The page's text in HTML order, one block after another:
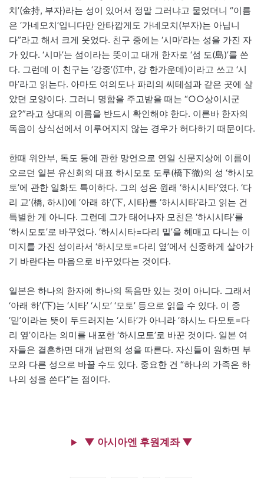
치’(金持, 부자)라는 성이 있어서 정말 그러냐고 물었더니 “이름
은 ‘가네모치’입니다만 안타깝게도 가네모치(부자)는 아닙니
다”라고 해서 크게 웃었다. 친구 중에는 ‘시마’라는 성을 가진 자
가 있다. ‘시마’는 섬이라는 뜻이고 대개 한자로 ‘섬 도(島)’를 쓴
다. 그런데 이 친구는 ‘강중’(江中, 강 한가운데)이라고 쓰고 ‘시
마’라고 읽는다. 아마도 여의도나 파리의 씨테섬과 같은 곳에 살
았던 모양이다. 그러니 명함을 주고받을 때는 “○○상이시군
요?”라고 상대의 이름을 반드시 확인해야 한다. 이른바 한자의
독음이 상식선에서 이루어지지 않는 경우가 허다하기 때문이다.
한때 위안부, 독도 등에 관한 망언으로 연일 신문지상에 이름이
오르던 일본 유신회의 대표 하시모토 도루(橋下徹)의 성 ‘하시모
토’에 관한 일화도 특이하다. 그의 성은 원래 ‘하시시타’였다. ‘다
리 교’(橋, 하시)에 ‘아래 하’(下, 시타)를 ‘하시시타’라고 읽는 건
특별한 게 아니다. 그런데 그가 태어나자 모친은 ‘하시시타’를
‘하시모토’로 바꾸었다. ‘하시시타=다리 밑’을 헤매고 다니는 이
미지를 가진 성이라서 ‘하시모토=다리 옆’에서 신중하게 살아가
기 바란다는 마음으로 바꾸었다는 것이다.
일본은 하나의 한자에 하나의 독음만 있는 것이 아니다. 그래서
‘아래 하’(下)는 ‘시타’ ‘시모’ ‘모토’ 등으로 읽을 수 있다. 이 중
‘밑’이라는 뜻이 두드러지는 ‘시타’가 아니라 ‘하시노 다모토=다
리 옆’이라는 의미를 내포한 ‘하시모토’로 바꾼 것이다. 일본 여
자들은 결혼하면 대개 남편의 성을 따른다. 자신들이 원하면 부
모와 다른 성으로 바꿀 수도 있다. 중요한 건 “하나의 가족은 하
나의 성을 쓴다”는 점이다.
▼ 아시아엔 후원계좌 ▼